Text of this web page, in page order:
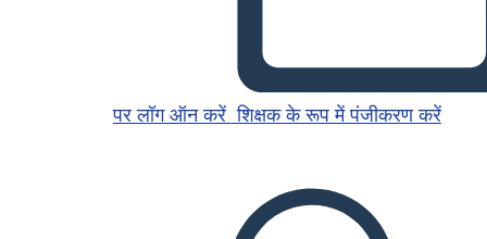
पर लॉग ऑन करें शिक्षक के रूप में पंजीकरण करें